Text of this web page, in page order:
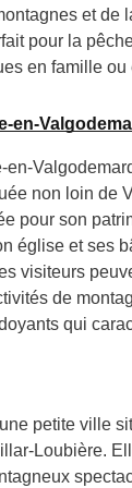
et de
pour la
en famille ou
en-
en-
non loin de
pour son
église et ses
visiteurs
de
qui
petite ville
Loubière.